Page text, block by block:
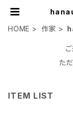
HOME
作家
た
ITEM LIST